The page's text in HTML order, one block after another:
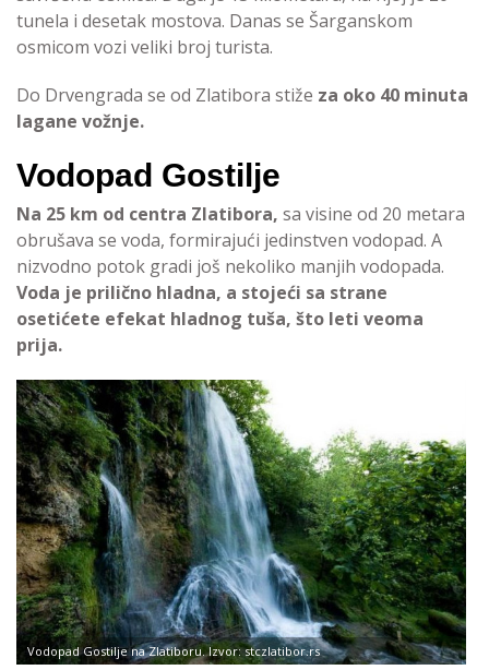
tunela i desetak mostova. Danas se Šarganskom
osmicom vozi veliki broj turista.
Do Drvengrada se od Zlatibora stiže za oko 40 minuta
lagane vožnje.
Vodopad Gostilje
Na 25 km od centra Zlatibora, sa visine od 20 metara
obrušava se voda, formirajući jedinstven vodopad. A
nizvodno potok gradi još nekoliko manjih vodopada.
Voda je prilično hladna, a stojeći sa strane
osetićete efekat hladnog tuša, što leti veoma
prija.
Vodopad Gostilje na Zlatiboru. Izvor: stczlatibor.rs